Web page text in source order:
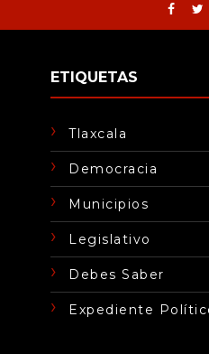
ETIQUETAS
Tlaxcala
Democracia
Municipios
Legislativo
Debes Saber
Expediente